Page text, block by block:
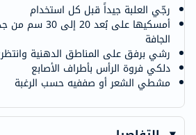
رجّي العلبة جيداً قبل كل استخدام
أمسكيها على بُعد 20
الجافة
رشي برفق على المناطق الدهنية
دلكي فروة الرأس بأطراف الأصابع
مشطي الشعر أو صففيه حسب الرغبة